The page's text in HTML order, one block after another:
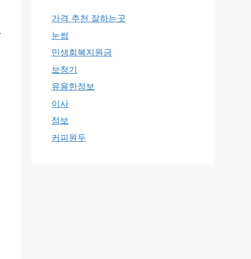
가격 추천 잘하는곳
눈썹
민생회복지원금
보청기
유용한정보
이사
정보
커피원두